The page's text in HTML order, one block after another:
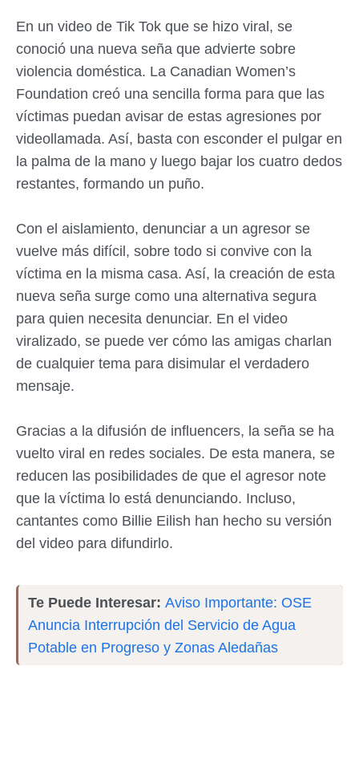
En un video de Tik Tok que se hizo viral, se
conoció una nueva seña que advierte sobre
violencia doméstica. La Canadian Women’s
Foundation creó una sencilla forma para que las
víctimas puedan avisar de estas agresiones por
videollamada. Así, basta con esconder el pulgar en
la palma de la mano y luego bajar los cuatro dedos
restantes, formando un puño.
Con el aislamiento, denunciar a un agresor se
vuelve más difícil, sobre todo si convive con la
víctima en la misma casa. Así, la creación de esta
nueva seña surge como una alternativa segura
para quien necesita denunciar. En el video
viralizado, se puede ver cómo las amigas charlan
de cualquier tema para disimular el verdadero
mensaje.
Gracias a la difusión de influencers, la seña se ha
vuelto viral en redes sociales. De esta manera, se
reducen las posibilidades de que el agresor note
que la víctima lo está denunciando. Incluso,
cantantes como Billie Eilish han hecho su versión
del video para difundirlo.
Te Puede Interesar: Aviso Importante: OSE
Anuncia Interrupción del Servicio de Agua
Potable en Progreso y Zonas Aledañas